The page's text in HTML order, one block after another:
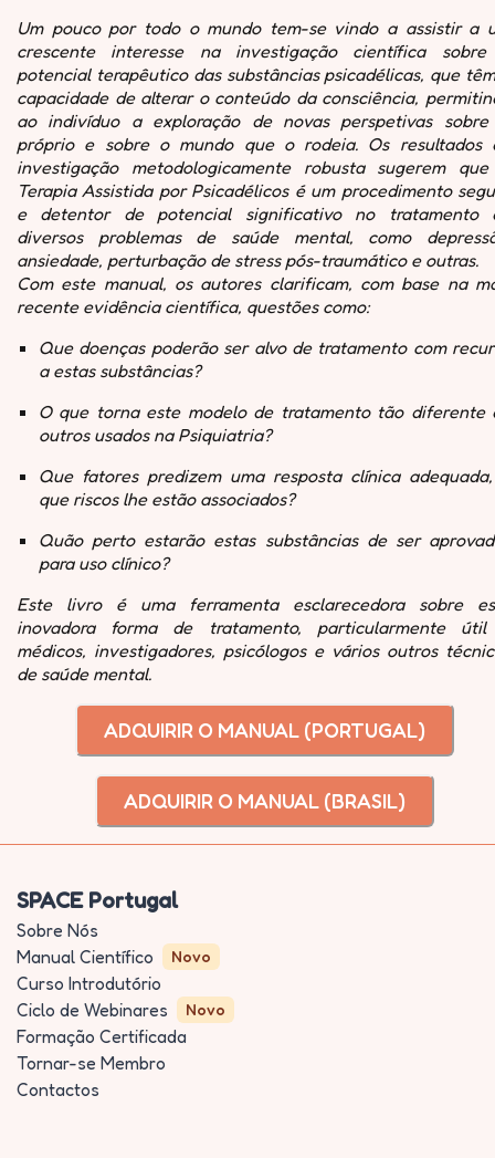
Um pouco por todo o mundo tem-se vindo a assistir a
crescente interesse na investigação científica
potencial terapêutico das substâncias psicadélicas, que
capacidade de alterar o conteúdo da consciência,
ao indivíduo a exploração de novas perspetivas
próprio e sobre o mundo que o rodeia. Os resultados
investigação metodologicamente robusta sugerem
Terapia Assistida por Psicadélicos é um procedimento
e detentor de potencial significativo no tratamento
diversos problemas de saúde mental, como
ansiedade, perturbação de stress pós-traumático e outras.
Com este manual, os autores clarificam, com base na
recente evidência científica, questões como:
Que doenças poderão ser alvo de tratamento com
a estas substâncias?
O que torna este modelo de tratamento tão diferente
outros usados na Psiquiatria?
Que fatores predizem uma resposta clínica
que riscos lhe estão associados?
Quão perto estarão estas substâncias de ser
para uso clínico?
Este livro é uma ferramenta esclarecedora sobre
inovadora forma de tratamento, particularmente
médicos, investigadores, psicólogos e vários outros
de saúde mental.
ADQUIRIR O MANUAL (PORTUGAL)
ADQUIRIR O MANUAL (BRASIL)
SPACE Portugal
Sobre Nós
Manual Científico
Novo
Curso Introdutório
Ciclo de Webinares
Novo
Formação Certificada
Tornar-se Membro
Contactos